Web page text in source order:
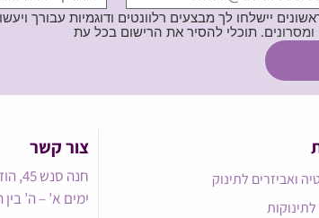
יישלחו לך מבצעים רלוונטים ודוגמיות עבורך
בכל עת
ואביזרים לתינוק
צור קשר
חנה סנש 45, הוד השרון
ימים א’ – ה’ בין השעות